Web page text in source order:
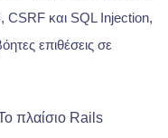
CSRF και SQL Injection,
επιθέσεις σε
πλαίσιο Rails